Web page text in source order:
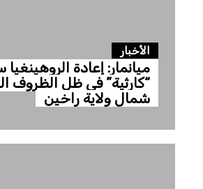
الأخبار
ميانمار: إعادة
“كارثية” في ظل الظروف
شمال ولاية راخين